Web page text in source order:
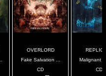
OVERLORD
Fake Salvation ...
CD
Malignant
CD